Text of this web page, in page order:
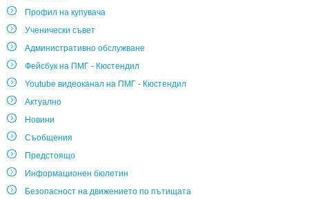
Профил на купувача
Ученически съвет
Административно обслужване
Фейсбук на ПМГ - Кюстендил
Youtube видеоканал на ПМГ - Кюстендил
Актуално
Новини
Съобщения
Предстоящо
Информационен бюлетин
Безопасност на движението по пътищата